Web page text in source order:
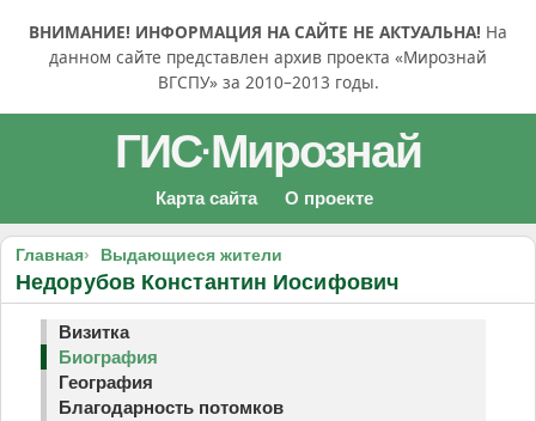
ВНИМАНИЕ! ИНФОРМАЦИЯ НА САЙТЕ НЕ АКТУАЛЬНА! На
данном сайте представлен архив проекта «Мирознай
ВГСПУ» за 2010–2013 годы.
ГИС·Мирознай
Карта сайта О проекте
Главная Выдающиеся жители
Недорубов Константин Иосифович
Визитка
Биография
География
Благодарность потомков